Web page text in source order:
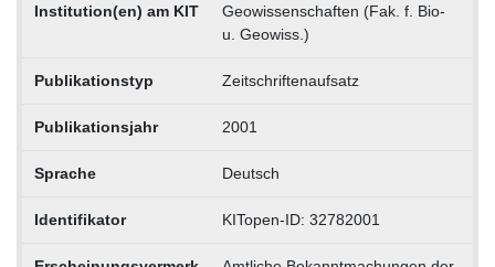
Institution(en) am KIT
Geowissenschaften (Fak. f. Bio-
u. Geowiss.)
Publikationstyp Zeitschriftenaufsatz
Publikationsjahr 2001
Sprache Deutsch
Identifikator KITopen-ID: 32782001